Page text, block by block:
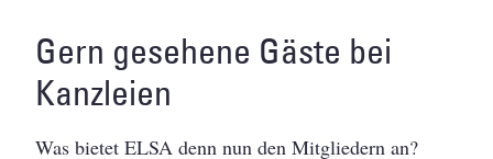
Gern gesehene Gäste bei
Kanzleien
Was bietet ELSA denn nun den Mitgliedern an?